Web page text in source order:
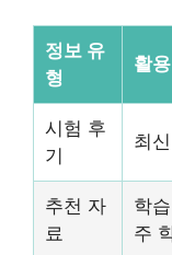
정보 유
형
활
시험 후
기
최
추천 자
료
학
주